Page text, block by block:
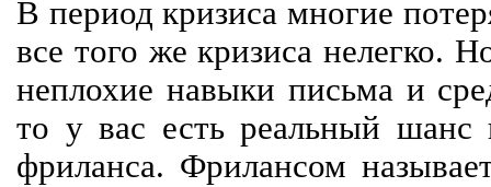
В период кризиса многие
все того же кризиса нелегко.
неплохие навыки письма и
то у вас есть реальный шанс
фриланса. Фрилансом